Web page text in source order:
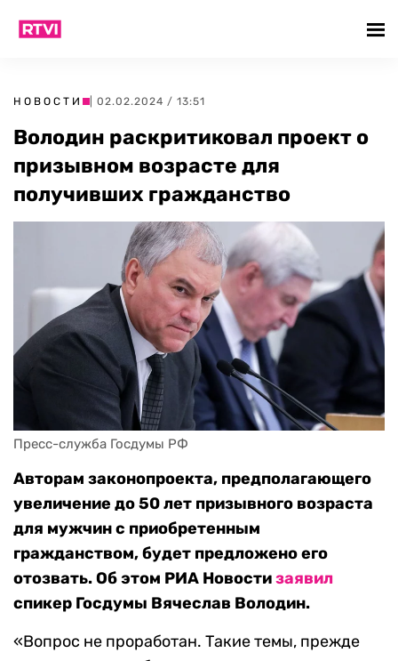
НОВОСТИ | 02.02.2024 / 13:51
Володин раскритиковал проект о
призывном возрасте для
получивших гражданство
Пресс-служба Госдумы РФ
Авторам законопроекта, предполагающего
увеличение до 50 лет призывного возраста
для мужчин с приобретенным
гражданством, будет предложено его
отозвать. Об этом РИА Новостизаявил
спикер Госдумы Вячеслав Володин.
«Вопрос не проработан. Такие темы, прежде